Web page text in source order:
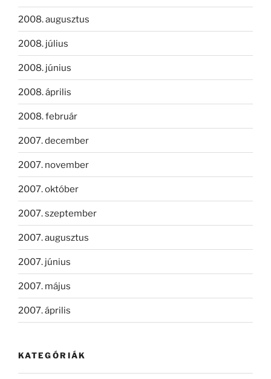
2008. augusztus
2008. július
2008. június
2008. április
2008. február
2007. december
2007. november
2007. október
2007. szeptember
2007. augusztus
2007. június
2007. május
2007. április
KATEGÓRIÁK